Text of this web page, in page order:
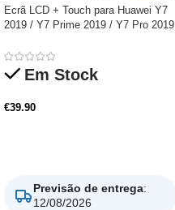
Ecrã LCD + Touch para Huawei Y7
2019 / Y7 Prime 2019 / Y7 Pro 2019
Em Stock
€39.90
Previsão de entrega:
12/08/2026